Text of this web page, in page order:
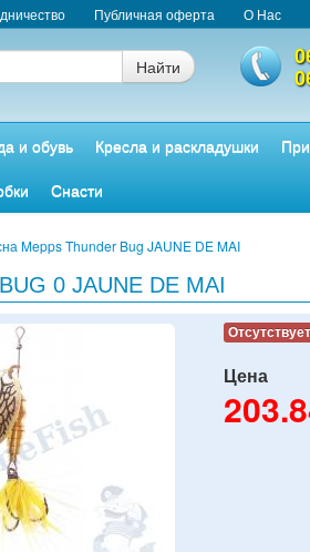
Публичная оферта О Нас
Найти
и обувь Кресла и раскладушки
Снасти
Mepps Thunder Bug JAUNE DE MAI
0 JAUNE DE MAI
Отсутствует
Цена